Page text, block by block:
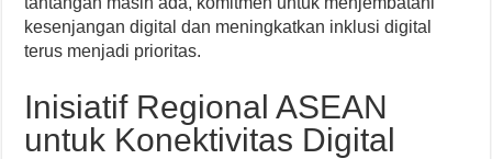
kesenjangan digital dan meningkatkan inklusi digital
terus menjadi prioritas.
Inisiatif Regional ASEAN
untuk Konektivitas Digital